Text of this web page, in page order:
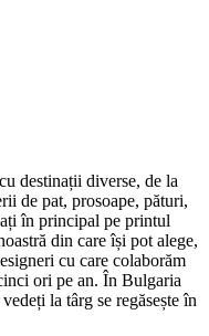
destinații diverse, de la
de pat, prosoape, pături,
în principal pe printul
din care își pot alege,
cu care colaborăm
ori pe an. În Bulgaria
la târg se regăsește în